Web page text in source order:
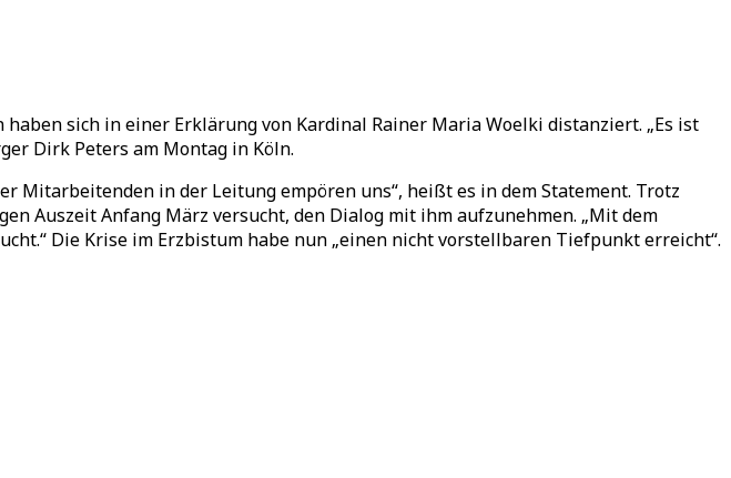
sich in einer Erklärung von Kardinal Rainer Maria Woelki distanziert. „Es ist
Dirk Peters am Montag in Köln.
Mitarbeitenden in der Leitung empören uns“, heißt es in dem Statement. Trotz
Auszeit Anfang März versucht, den Dialog mit ihm aufzunehmen. „Mit dem
Die Krise im Erzbistum habe nun „einen nicht vorstellbaren Tiefpunkt erreicht“.